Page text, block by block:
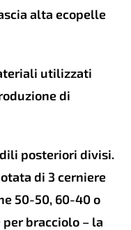
alta ecopelle
utilizzati
di
posteriori divisi.
di 3 cerniere
50-50, 60-40 o
bracciolo – la